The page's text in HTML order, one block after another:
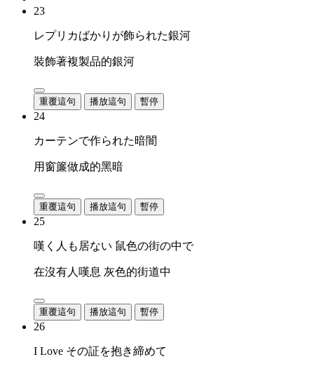
23
レプリカばかりが飾られた銀河
裝飾著複製品的銀河
重覆這句 播放這句 暫停
24
カーテンで作られた暗闇
用窗簾做成的黑暗
重覆這句 播放這句 暫停
25
嘆く人も居ない 鼠色の街の中で
在沒有人嘆息 灰色的街道中
重覆這句 播放這句 暫停
26
I Love その証を抱き締めて